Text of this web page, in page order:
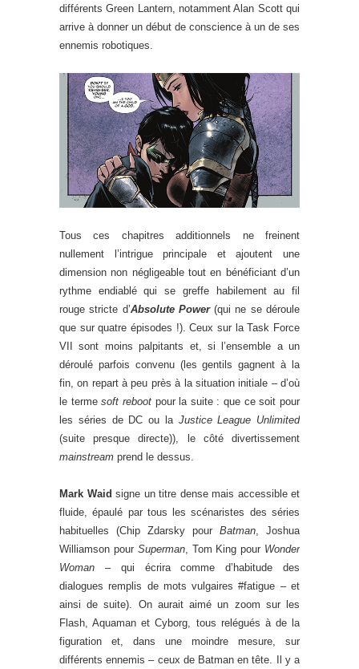
différents Green Lantern, notamment Alan Scott qui
arrive à donner un début de conscience à un de ses
ennemis robotiques.
Tous ces chapitres additionnels ne freinent
nullement l’intrigue principale et ajoutent une
dimension non négligeable tout en bénéficiant d’un
rythme endiablé qui se greffe habilement au fil
rouge stricte d’Absolute Power(qui ne se déroule
que sur quatre épisodes !). Ceux sur la Task Force
VII sont moins palpitants et, si l’ensemble a un
déroulé parfois convenu (les gentils gagnent à la
fin, on repart à peu près à la situation initiale – d’où
le termesoft rebootpour la suite : que ce soit pour
les séries de DC ou la Justice League Unlimited
(suite presque directe)), le côté divertissement
mainstream prend le dessus.
Mark Waid signe un titre dense mais accessible et
fluide, épaulé par tous les scénaristes des séries
habituelles (Chip Zdarsky pour Batman, Joshua
Williamson pour Superman, Tom King pour Wonder
Woman – qui écrira comme d’habitude des
dialogues remplis de mots vulgaires #fatigue – et
ainsi de suite). On aurait aimé un zoom sur les
Flash, Aquaman et Cyborg, tous relégués à de la
figuration et, dans une moindre mesure, sur
différents ennemis – ceux de Batman en tête. Il y a